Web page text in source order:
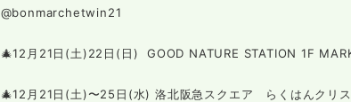
@bonmarchetwin21
🎄12月21日(土)22日(日) GOOD NATURE STATION 1F
🎄12月21日(土)〜25日(水) 洛北阪急スクエア らくはんク